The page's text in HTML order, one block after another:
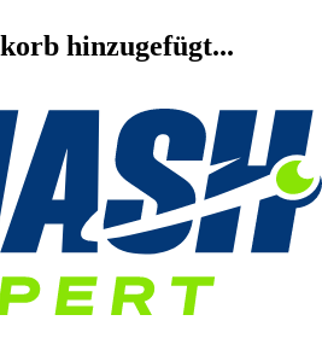
hinzugefügt...